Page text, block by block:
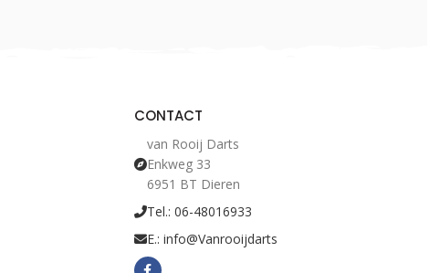
CONTACT
van Rooij Darts
Enkweg 33
6951 BT Dieren
Tel.: 06-48016933
E.: info@Vanrooijdarts